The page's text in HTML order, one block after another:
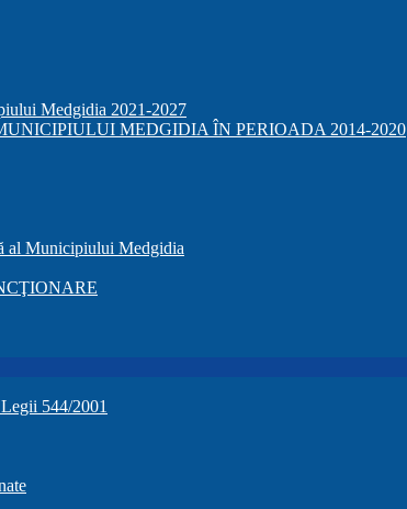
Medgidia 2021-2027
MEDGIDIA ÎN PERIOADA 2014-2020
al Municipiului Medgidia
544/2001